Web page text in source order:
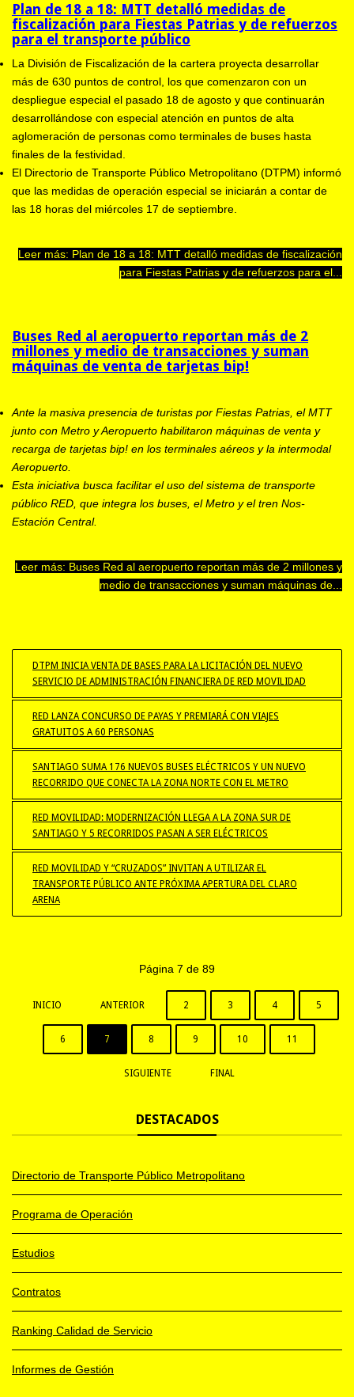
Plan de 18 a 18: MTT detalló medidas de
fiscalización para Fiestas Patrias y de refuerzos
para el transporte público
La División de Fiscalización de la cartera proyecta desarrollar
más de 630 puntos de control, los que comenzaron con un
despliegue especial el pasado 18 de agosto y que continuarán
desarrollándose con especial atención en puntos de alta
aglomeración de personas como terminales de buses hasta
finales de la festividad.
El Directorio de Transporte Público Metropolitano (DTPM) informó
que las medidas de operación especial se iniciarán a contar de
las 18 horas del miércoles 17 de septiembre.
Leer más: Plan de 18 a 18: MTT detalló medidas de fiscalización
para Fiestas Patrias y de refuerzos para el...
Buses Red al aeropuerto reportan más de 2
millones y medio de transacciones y suman
máquinas de venta de tarjetas bip!
Ante la masiva presencia de turistas por Fiestas Patrias, el MTT
junto con Metro y Aeropuerto habilitaron máquinas de venta y
recarga de tarjetas bip! en los terminales aéreos y la intermodal
Aeropuerto.
Esta iniciativa busca facilitar el uso del sistema de transporte
público RED, que integra los buses, el Metro y el tren Nos-
Estación Central.
Leer más: Buses Red al aeropuerto reportan más de 2 millones y
medio de transacciones y suman máquinas de...
DTPM INICIA VENTA DE BASES PARA LA LICITACIÓN DEL NUEVO
SERVICIO DE ADMINISTRACIÓN FINANCIERA DE RED MOVILIDAD
RED LANZA CONCURSO DE PAYAS Y PREMIARÁ CON VIAJES
GRATUITOS A 60 PERSONAS
SANTIAGO SUMA 176 NUEVOS BUSES ELÉCTRICOS Y UN NUEVO
RECORRIDO QUE CONECTA LA ZONA NORTE CON EL METRO
RED MOVILIDAD: MODERNIZACIÓN LLEGA A LA ZONA SUR DE
SANTIAGO Y 5 RECORRIDOS PASAN A SER ELÉCTRICOS
RED MOVILIDAD Y “CRUZADOS” INVITAN A UTILIZAR EL
TRANSPORTE PÚBLICO ANTE PRÓXIMA APERTURA DEL CLARO
ARENA
Página 7 de 89
INICIO ANTERIOR 2 3 4 5
6 7 8 9 10 11
SIGUIENTE FINAL
DESTACADOS
Directorio de Transporte Público Metropolitano
Programa de Operación
Estudios
Contratos
Ranking Calidad de Servicio
Informes de Gestión